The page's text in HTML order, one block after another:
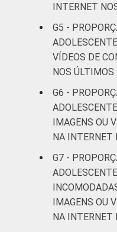
RENDA
FAMILIAR
INTERNET
G5 -
VÍDEOS DE
NOS ÚLTIMOS
G6 -
IMAGENS OU
NA INTERNET
G7 -
IMAGENS OU
NA INTERNET